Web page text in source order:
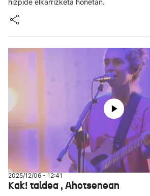
hizpide elkarrizketa honetan.
2025/12/06 - 12:41
Kak! taldea , Ahotsenean